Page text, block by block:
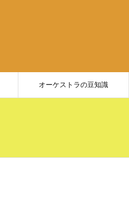
オーケストラの豆知識